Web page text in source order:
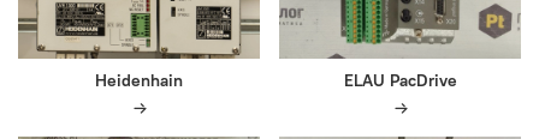
Heidenhain ELAU PacDrive